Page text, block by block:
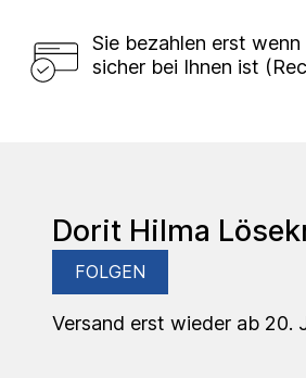
Sie bezahlen erst wenn
sicher bei Ihnen ist
Dorit Hilma
FOLGEN
Versand erst wieder ab 20.